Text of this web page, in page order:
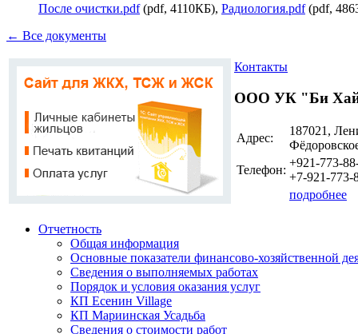
После очистки.pdf(pdf, 4110КБ), Радиология.pdf(pdf,
← Все документы
Контакты
ООО УК "Би
Адрес:
187021,
Телефон:
+921-773-
+7-921-773-
подробнее
Отчетность
Общая информация
Основные показатели финансово-хозяйственной
Сведения о выполняемых работах
Порядок и условия оказания услуг
КП Есенин Village
КП Мариинская Усадьба
Сведения о стоимости работ